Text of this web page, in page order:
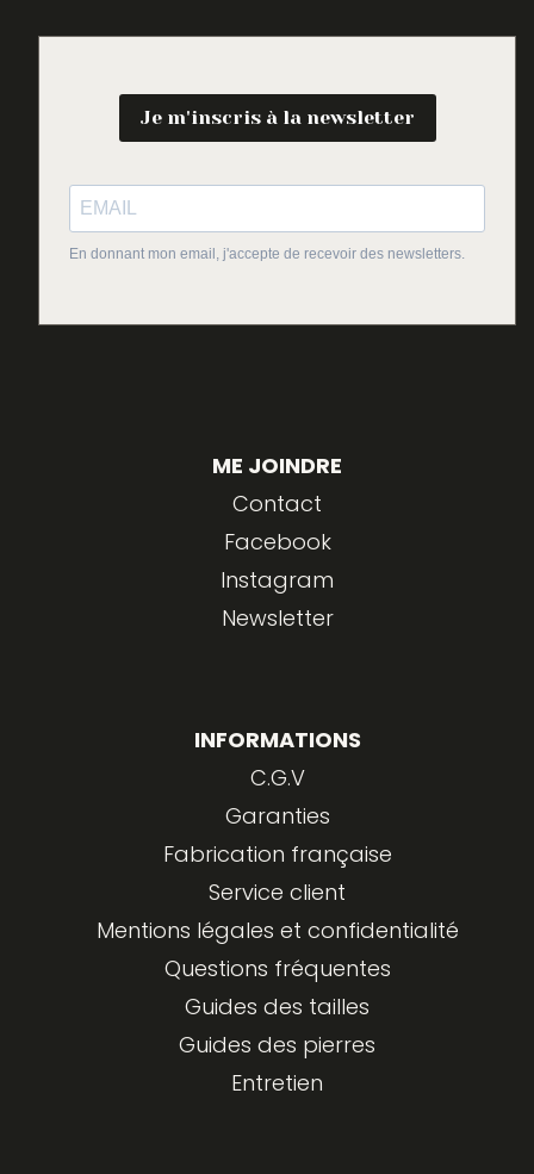
Je m'inscris à la newsletter
En donnant mon email, j'accepte de recevoir des newsletters.
ME JOINDRE
Contact
Facebook
Instagram
Newsletter
INFORMATIONS
C.G.V
Garanties
Fabrication française
Service client
Mentions légales et confidentialité
Questions fréquentes
Guides des tailles
Guides des pierres
Entretien